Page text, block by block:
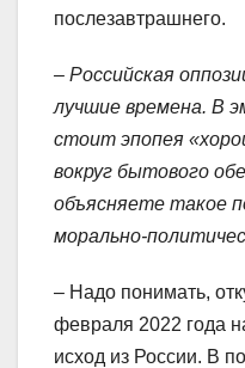
послезавтрашнего.
– Российская
лучшие времена. В
стоит эпопея
вокруг бытового
объясняете такое
морально-
– Надо понимать,
февраля 2022 года
исход из России. В